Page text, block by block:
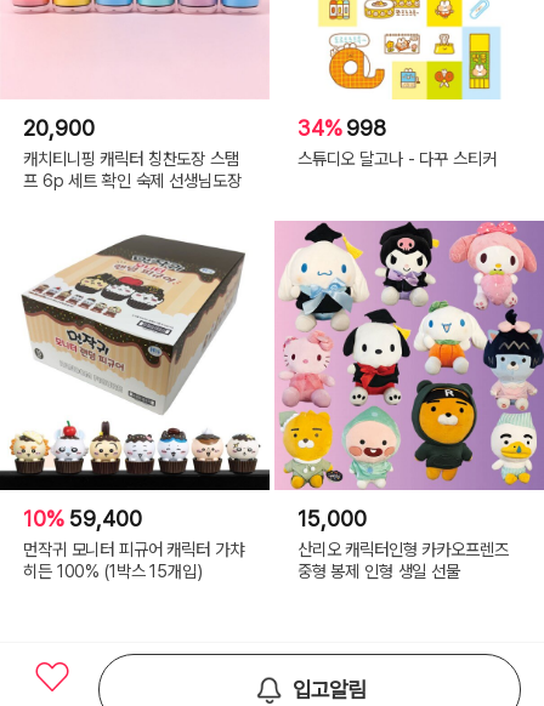
20,900
캐치티니핑 캐릭터 칭찬도장 스탬
프 6p 세트 확인 숙제 선생님도장
34%998
스튜디오 달고나 - 다꾸 스티커
10% 59,400
먼작귀 모니터 피규어 캐릭터 가챠
히든 100% (1박스 15개입)
15,000
산리오 캐릭터인형 카카오프렌즈
중형 봉제 인형 생일 선물
입고알림